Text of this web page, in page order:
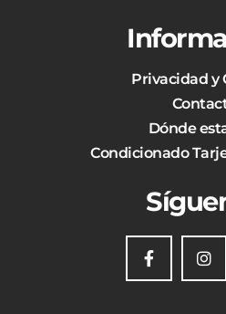
Privacidad y
Dónde
Condicionado